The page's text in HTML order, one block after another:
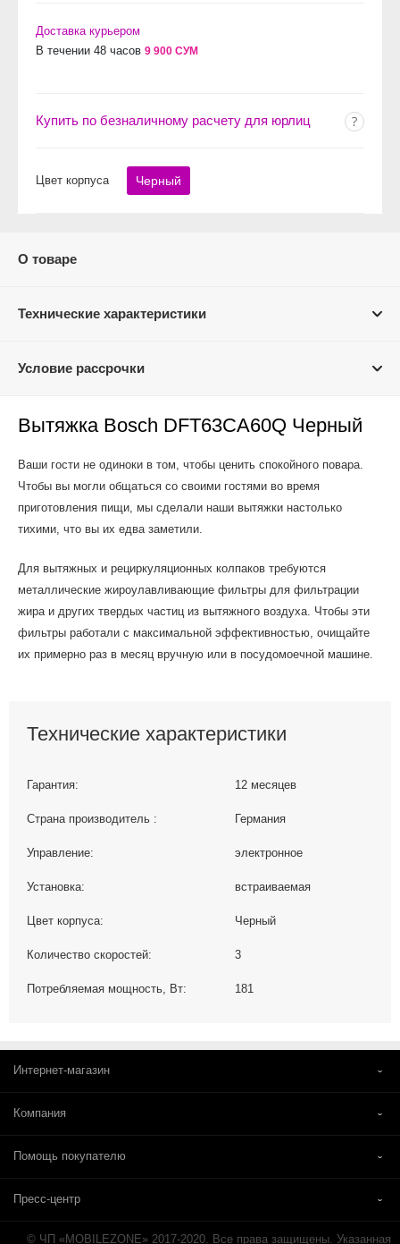
Доставка курьером
В течении 48 часов 9 900 СУМ
Купить по безналичному расчету для юрлиц
Цвет корпуса Черный
О товаре
Технические характеристики
Условие рассрочки
Вытяжка Bosch DFT63CA60Q Черный
Ваши гости не одиноки в том, чтобы ценить спокойного повара.
Чтобы вы могли общаться со своими гостями во время
приготовления пищи, мы сделали наши вытяжки настолько
тихими, что вы их едва заметили.
Для вытяжных и рециркуляционных колпаков требуются
металлические жироулавливающие фильтры для фильтрации
жира и других твердых частиц из вытяжного воздуха. Чтобы эти
фильтры работали с максимальной эффективностью, очищайте
их примерно раз в месяц вручную или в посудомоечной машине.
Технические характеристики
Гарантия: 12 месяцев
Страна производитель : Германия
Управление: электронное
Установка: встраиваемая
Цвет корпуса: Черный
Количество скоростей: 3
Потребляемая мощность, Вт: 181
Интернет-магазин
Компания
Помощь покупателю
Пресс-центр
© ЧП «MOBILEZONE» 2017-2020. Все права защищены. Указанная